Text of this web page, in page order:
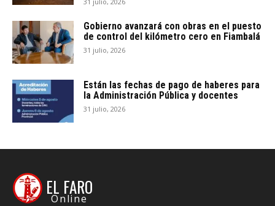
Gobierno avanzará con obras en el puesto
de control del kilómetro cero en Fiambalá
31 julio, 2026
Están las fechas de pago de haberes para
la Administración Pública y docentes
31 julio, 2026
EL FARO
Online